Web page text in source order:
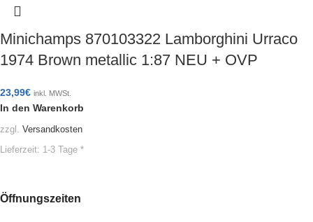
Minichamps 870103322 Lamborghini Urraco
1974 Brown metallic 1:87 NEU + OVP
23,99€ inkl. MWSt.
In den Warenkorb
zzgl. Versandkosten
Lieferzeit: 1-3 Tage *
Öffnungszeiten